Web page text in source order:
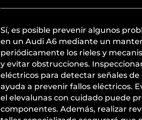
Sí, es posible prevenir algunos
en un Audi A6 mediante un
periódicamente los rieles y
y evitar obstrucciones.
eléctricos para detectar señales
ayuda a prevenir fallos eléctricos.
el elevalunas con cuidado puede
componentes. Además, realizar